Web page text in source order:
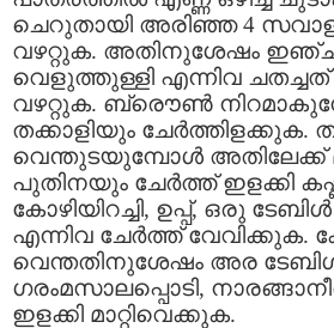
ചെറുതായി അരിഞ്ഞ 4 സവാള
വഴറ്റുക. അതിനുശേഷം
വെളുത്തുള്ളി എന്നിവ ചതച്ചത്
വഴറ്റുക. ബ്രൌണ്‍
തക്കാളിയും ചേര്‍ത്തിളക്കുക.
വെന്തുടയുമ്പോള്‍ അതിലേക്ക്
പുതിനയും ചേര്‍ത്ത് ഇളക്കി
കോഴിയിറച്ചി, ഉപ്പ്, ഒരു
എന്നിവ ചേര്‍ത്ത് വേവിക്കുക.
വെന്തതിനുശേഷം അര
ഗരംമസാലപ്പൊടി,
ഇളക്കി മാറ്റിവെക്കുക.